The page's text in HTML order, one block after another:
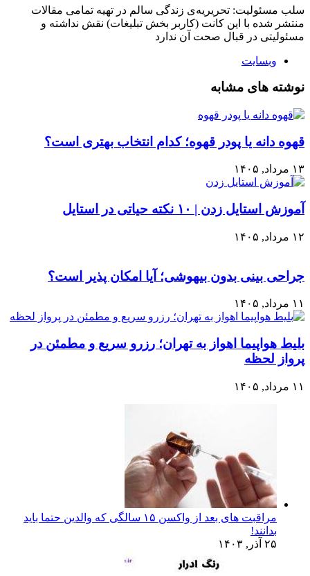
سلب‌ مسئولیت: تحریریه‌ی زندگی سالم در تهیه‌ تمامی مقالات
منتشر شده با این کانت (کاربر بخش تبلیغات) نقش نداشته و
مسئولیتی در قبال صحت آن ندارد
وبسایت
نوشته های مشابه
قهوه دانه یا پودر قهوه؛ کدام انتخاب بهتری است؟
۱۳ مرداد, ۱۴۰۵
آموزش استایل زدن | ۱۰ نکته حیاتی در استایل
۱۲ مرداد, ۱۴۰۵
جراحی بینی بدون بیهوشی؛ آیا امکان پذیر است؟
۱۱ مرداد, ۱۴۰۵
بلیط هواپیما اهواز به تهران؛ رزرو سریع و مطمئن در
پرواز لحظه
۱۱ مرداد, ۱۴۰۵
مراقبت های بعد از واکسن ۱۵ سالگی که والدین حتما باید
بدانند!
۲۵ آذر, ۱۴۰۳